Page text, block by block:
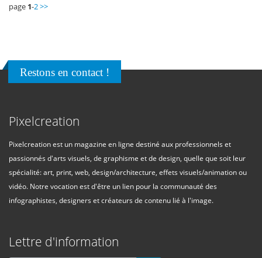
page 1-2 >>
Restons en contact !
Pixelcreation
Pixelcreation est un magazine en ligne destiné aux professionnels et
passionnés d'arts visuels, de graphisme et de design, quelle que soit leur
spécialité: art, print, web, design/architecture, effets visuels/animation ou
vidéo. Notre vocation est d'être un lien pour la communauté des
infographistes, designers et créateurs de contenu lié à l'image.
Lettre d'information